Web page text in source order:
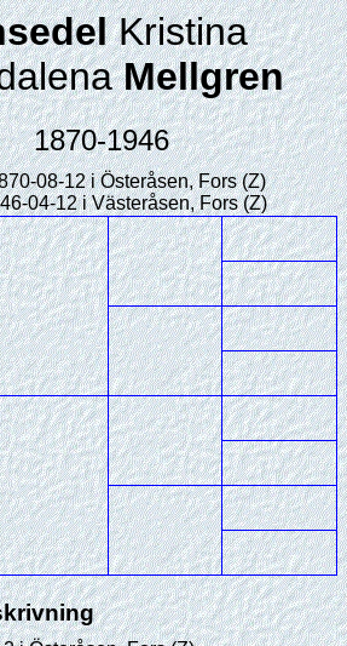
Kristina
Mellgren
1870-1946
08-12 i Österåsen, Fors (Z)
04-12 i Västeråsen, Fors (Z)